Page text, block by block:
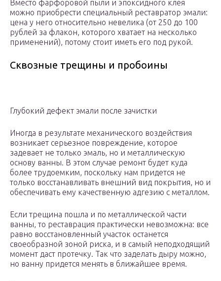
Вместо фарфоровой пыли и эпоксидного клея
можно приобрести специальный реставратор эмали:
цена у него относительно невелика (от 250 до 100
рублей за флакон, которого хватает на несколько
применений), потому стоит иметь его под рукой.
Сквозные трещины и пробоины
Глубокий дефект эмали после зачистки
Иногда в результате механического воздействия
возникает серьезное повреждение, которое
задевает не только эмаль, но и металлическую
основу ванны. В этом случае ремонт будет куда
более трудоемким, поскольку нам придется не
только восстанавливать внешний вид покрытия, но и
обеспечивать ему качественную адгезию с металлом.
Если трещина пошла и по металлической части
ванны, то реставрация практически невозможна: все
равно восстановленный участок останется
своеобразной зоной риска, и в самый неподходящий
момент даст протечку. Так что заделать дыру можно,
но ванну придется менять в ближайшее время.